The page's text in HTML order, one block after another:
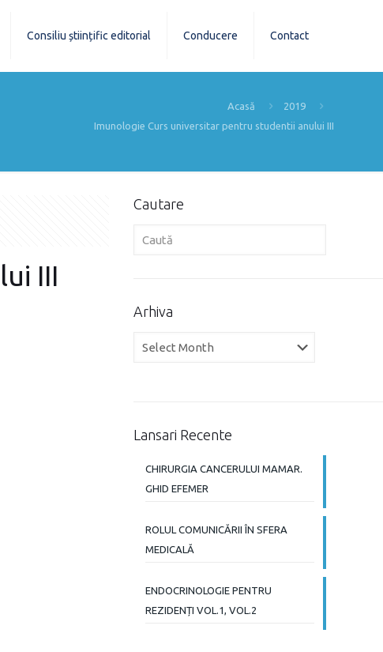
Consiliu științific editorial Conducere Contact
Acasă
2019
Imunologie Curs universitar pentru studentii anului III
III
Cautare
Arhiva
Arhiva
Lansari Recente
CHIRURGIA CANCERULUI MAMAR.
GHID EFEMER
ROLUL COMUNICĂRII ÎN SFERA
MEDICALĂ
ENDOCRINOLOGIE PENTRU
REZIDENȚI VOL.1, VOL.2